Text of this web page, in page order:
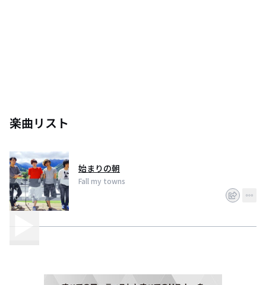
楽曲リスト
始まりの朝
Fall my towns